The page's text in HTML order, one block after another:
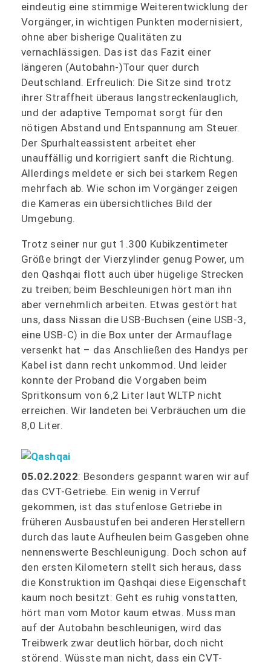
eindeutig eine stimmige Weiterentwicklung der
Vorgänger, in wichtigen Punkten modernisiert,
ohne aber bisherige Qualitäten zu
vernachlässigen. Das ist das Fazit einer
längeren (Autobahn-)Tour quer durch
Deutschland. Erfreulich: Die Sitze sind trotz
ihrer Straffheit überaus langstreckenlauglich,
und der adaptive Tempomat sorgt für den
nötigen Abstand und Entspannung am Steuer.
Der Spurhalteassistent arbeitet eher
unauffällig und korrigiert sanft die Richtung.
Allerdings meldete er sich bei starkem Regen
mehrfach ab. Wie schon im Vorgänger zeigen
die Kameras ein übersichtliches Bild der
Umgebung.
Trotz seiner nur gut 1.300 Kubikzentimeter
Größe bringt der Vierzylinder genug Power, um
den Qashqai flott auch über hügelige Strecken
zu treiben; beim Beschleunigen hört man ihn
aber vernehmlich arbeiten. Etwas gestört hat
uns, dass Nissan die USB-Buchsen (eine USB-3,
eine USB-C) in die Box unter der Armauflage
versenkt hat – das Anschließen des Handys per
Kabel ist dann recht unkommod. Und leider
konnte der Proband die Vorgaben beim
Spritkonsum von 6,2 Liter laut WLTP nicht
erreichen. Wir landeten bei Verbräuchen um die
8,0 Liter.
05.02.2022: Besonders gespannt waren wir auf
das CVT-Getriebe. Ein wenig in Verruf
gekommen, ist das stufenlose Getriebe in
früheren Ausbaustufen bei anderen Herstellern
durch das laute Aufheulen beim Gasgeben ohne
nennenswerte Beschleunigung. Doch schon auf
den ersten Kilometern stellt sich heraus, dass
die Konstruktion im Qashqai diese Eigenschaft
kaum noch besitzt: Geht es ruhig vonstatten,
hört man vom Motor kaum etwas. Muss man
auf der Autobahn beschleunigen, wird das
Treibwerk zwar deutlich hörbar, doch nicht
störend. Wüsste man nicht, dass ein CVT-